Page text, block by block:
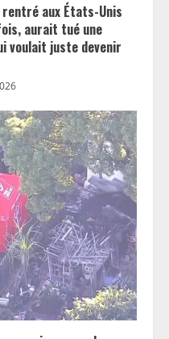
aux États-Unis
aurait tué une
voulait juste devenir